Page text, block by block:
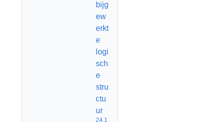
bijg
ew
erkt
e
logi
sch
e
stru
ctu
ur
24.1